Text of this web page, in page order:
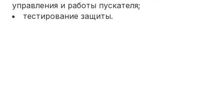
управления и работы пускателя;
тестирование защиты.